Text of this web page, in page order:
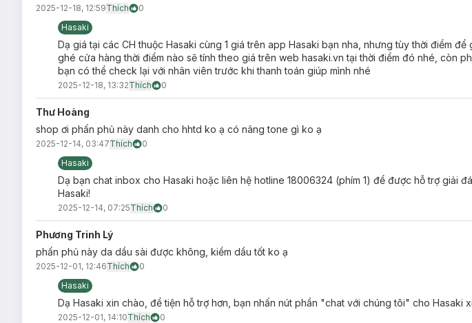
Bảo quản:
Bảo quản nơi khô ráo, thoáng mát, tránh ánh sáng trực tiếp.
Đậy nắp kín sau khi sử dụng.
Thông số sản phẩm:
2025-12-18, 12:59Thích
0
Hasaki
Dạ giá tại các CH thuộc Hasaki cùng 1 giá trên app Hasaki bạn nha, nhưng tùy thời điểm
ghé cửa hàng thời điểm nào sẽ tính theo giá trên web hasaki.vn tại thời điểm đó nhé, còn
bạn có thể check lại với nhân viên trước khi thanh toán giúp mình nhé
2025-12-18, 13:32Thích 0
Thư Hoàng
shop ơi phấn phủ này danh cho hhtd ko ạ có nâng tone gì ko ạ
2025-12-14, 03:47Thích
0
Hasaki
Dạ bạn chat inbox cho Hasaki hoặc liên hệ hotline 18006324 (phím 1) để được hỗ trợ giải
Hasaki!
2025-12-14, 07:25Thích 0
Phương Trinh Lý
phấn phủ này da dầu sài được không, kiềm dầu tốt ko ạ
2025-12-01, 12:46Thích
0
Hasaki
Dạ Hasaki xin chào, để tiện hỗ trợ hơn, bạn nhấn nút phần "chat với chúng tôi" cho Hasaki
2025-12-01, 14:10Thích 0